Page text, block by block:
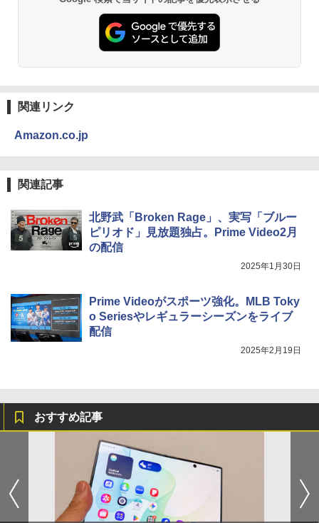
関連リンク
Amazon.co.jp
関連記事
北野武「Broken Rage」、実写「ブルー
ピリオド」見放題独占。Prime Video2月
の配信
2025年1月30日
Prime Videoがスポーツ強化。MLB Toky
o Seriesやレギュラーシーズンをライブ
配信
2025年2月19日
おすすめ記事